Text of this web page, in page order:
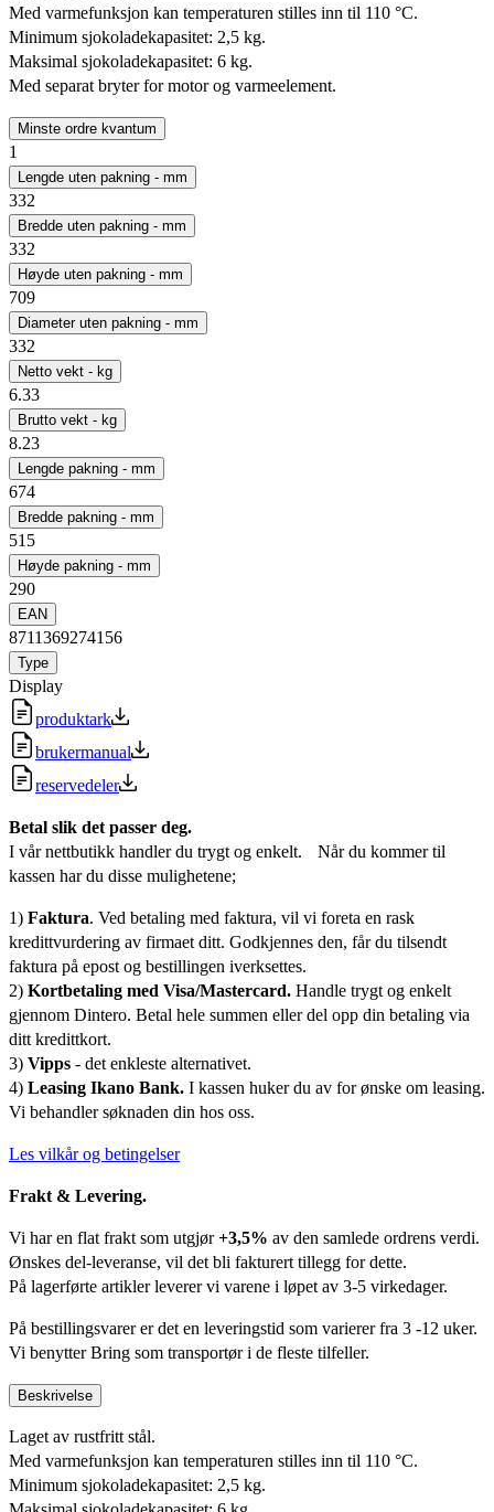
Med varmefunksjon kan temperaturen stilles inn til 110 °C.
Minimum sjokoladekapasitet: 2,5 kg.
Maksimal sjokoladekapasitet: 6 kg.
Med separat bryter for motor og varmeelement.
Minste ordre kvantum
1
Lengde uten pakning - mm
332
Bredde uten pakning - mm
332
Høyde uten pakning - mm
709
Diameter uten pakning - mm
332
Netto vekt - kg
6.33
Brutto vekt - kg
8.23
Lengde pakning - mm
674
Bredde pakning - mm
515
Høyde pakning - mm
290
EAN
8711369274156
Type
Display
produktark
brukermanual
reservedeler
Betal slik det passer deg.
I vår nettbutikk handler du trygt og enkelt. Når du kommer til
kassen har du disse mulighetene;
1) Faktura. Ved betaling med faktura, vil vi foreta en rask
kredittvurdering av firmaet ditt. Godkjennes den, får du tilsendt
faktura på epost og bestillingen iverksettes.
2) Kortbetaling med Visa/Mastercard. Handle trygt og enkelt
gjennom Dintero. Betal hele summen eller del opp din betaling via
ditt kredittkort.
3) Vipps - det enkleste alternativet.
4) Leasing Ikano Bank. I kassen huker du av for ønske om leasing.
Vi behandler søknaden din hos oss.
Les vilkår og betingelser
Frakt & Levering.
Vi har en flat frakt som utgjør+3,5% av den samlede ordrens verdi.
Ønskes del-leveranse, vil det bli fakturert tillegg for dette.
På lagerførte artikler leverer vi varene i løpet av 3-5 virkedager.
På bestillingsvarer er det en leveringstid som varierer fra 3 -12 uker.
Vi benytter Bring som transportør i de fleste tilfeller.
Beskrivelse
Laget av rustfritt stål.
Med varmefunksjon kan temperaturen stilles inn til 110 °C.
Minimum sjokoladekapasitet: 2,5 kg.